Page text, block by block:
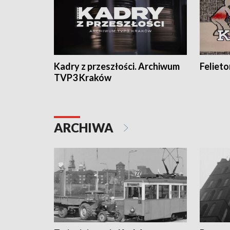
Kadry z przeszłości. Archiwum
TVP3 Kraków
ARCHIWA